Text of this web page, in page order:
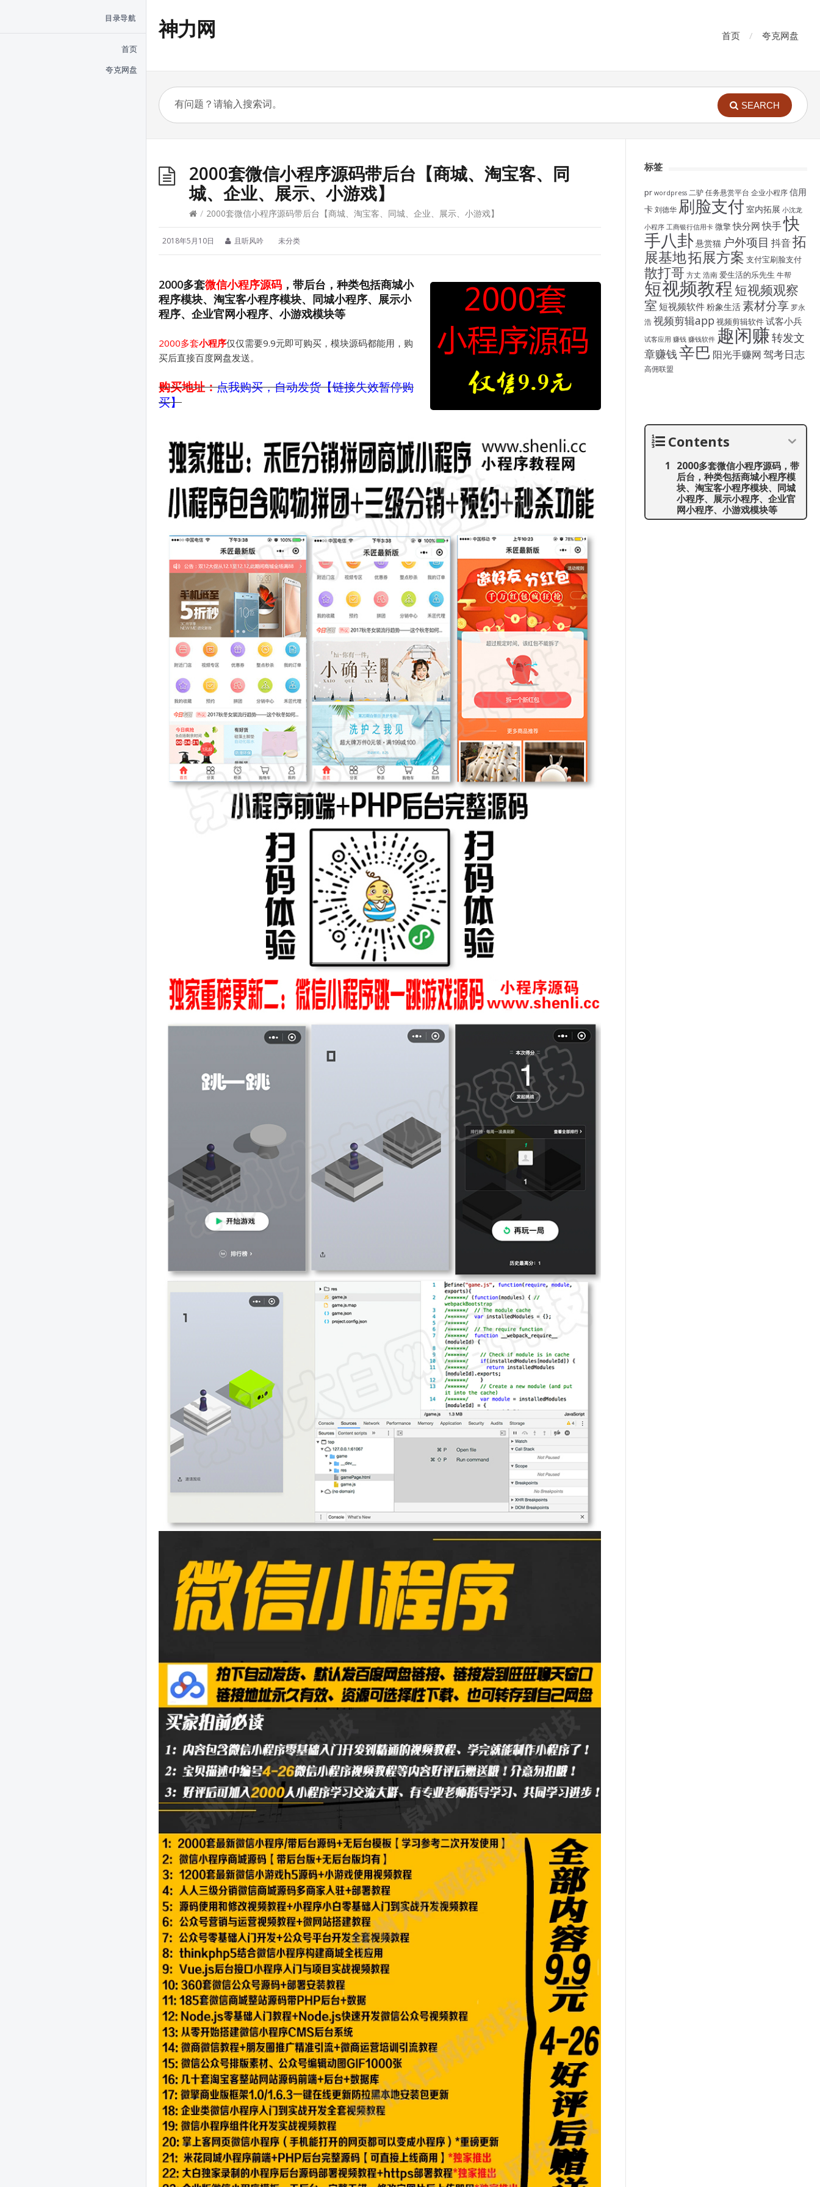
神力网 首页 夸克网盘
SEARCH
目录导航
首页
夸克网盘
2000套微信小程序源码带后台【商城、淘宝客、同
城、企业、展示、小游戏】
/ 2000套微信小程序源码带后台【商城、淘宝客、同城、企业、展示、小游戏】
2018年5月10日 且听风吟 未分类
2000多套微信小程序源码 ，带后台，种类包括商城小
程序模块、淘宝客小程序模块、同城小程序、展示小
程序、企业官网小程序、小游戏模块等
2000多套小程序仅仅需要9.9元即可购买，模块源码都能用，购
买后直接百度网盘发送。
购买地址：点我购买，自动发货【链接失效暂停购
买】
标签
pr wordpress 二驴任务悬赏平台 企业小程序信用
卡刘德华 刷脸支付 室内拓展 小沈龙
小程序 工商银行信用卡 微擎快分网 快手快
手八卦悬赏猫 户外项目 抖音拓
展基地拓展方案 支付宝刷脸支付
散打哥 方丈 浩南爱生活的乐先生 牛帮
短视频教程 短视频观察
室 短视频软件粉象生活素材分享 罗永
浩视频剪辑app 视频剪辑软件试客小兵
试客应用 赚钱 赚钱软件 趣闲赚转发文
章赚钱辛巴 阳光手赚网驾考日志
高佣联盟
Contents
2000多套微信小程序源码，带
后台，种类包括商城小程序模
块、淘宝客小程序模块、同城
小程序、展示小程序、企业官
网小程序、小游戏模块等